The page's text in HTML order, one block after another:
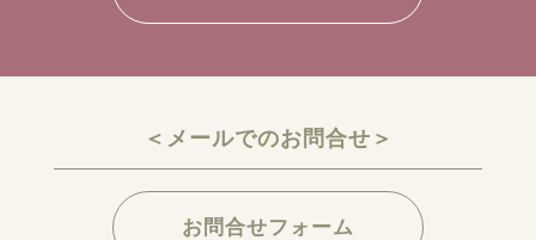
＜メールでのお問合せ＞
お問合せフォーム